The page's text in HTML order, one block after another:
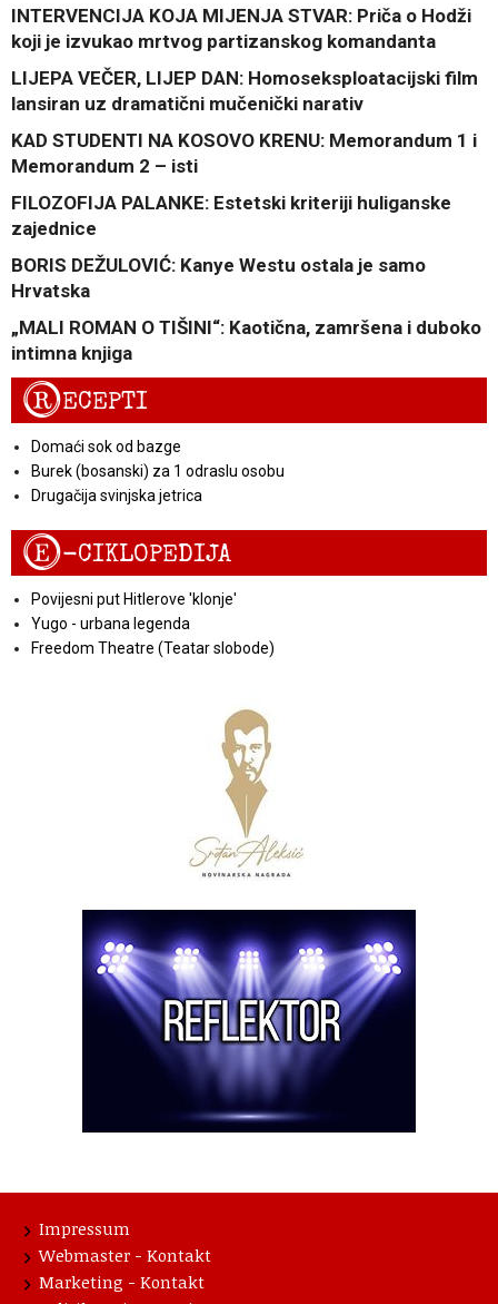
INTERVENCIJA KOJA MIJENJA STVAR: Priča o Hodži
koji je izvukao mrtvog partizanskog komandanta
LIJEPA VEČER, LIJEP DAN: Homoseksploatacijski film
lansiran uz dramatični mučenički narativ
KAD STUDENTI NA KOSOVO KRENU: Memorandum 1 i
Memorandum 2 – isti
FILOZOFIJA PALANKE: Estetski kriteriji huliganske
zajednice
BORIS DEŽULOVIĆ: Kanye Westu ostala je samo
Hrvatska
„MALI ROMAN O TIŠINI“: Kaotična, zamršena i duboko
intimna knjiga
RECEPTI
Domaći sok od bazge
Burek (bosanski) za 1 odraslu osobu
Drugačija svinjska jetrica
E-CIKLOPEDIJA
Povijesni put Hitlerove 'klonje'
Yugo - urbana legenda
Freedom Theatre (Teatar slobode)
Impressum
Webmaster - Kontakt
Marketing - Kontakt